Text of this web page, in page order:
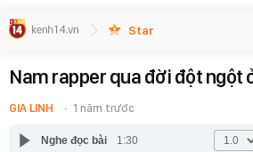
Star
Nam rapper qua đời đột ngột
GIA LINH 1 năm trước
Nghe đọc bài 1:30